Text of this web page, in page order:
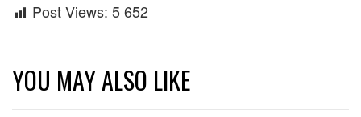
Post Views: 5 652
YOU MAY ALSO LIKE